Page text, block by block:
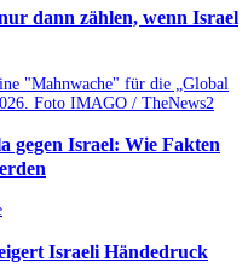
dann zählen, wenn Israel
gegen Israel: Wie Fakten
Israeli Händedruck